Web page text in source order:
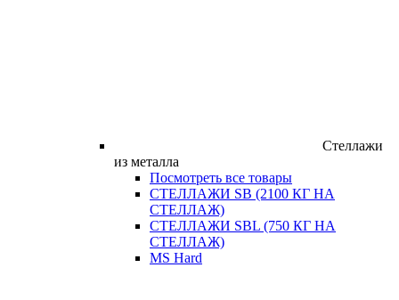
Стеллажи
из металла
Посмотреть все товары
СТЕЛЛАЖИ SB (2100 КГ НА
СТЕЛЛАЖ)
СТЕЛЛАЖИ SBL (750 КГ НА
СТЕЛЛАЖ)
MS Hard